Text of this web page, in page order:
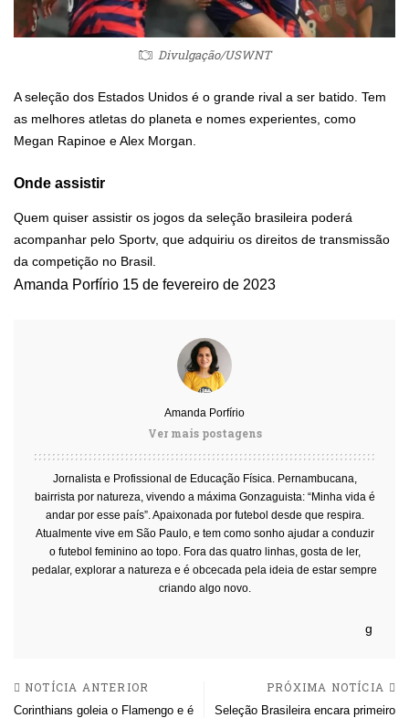
Divulgação/USWNT
A seleção dos Estados Unidos é o grande rival a ser batido. Tem
as melhores atletas do planeta e nomes experientes, como
Megan Rapinoe e Alex Morgan.
Onde assistir
Quem quiser assistir os jogos da seleção brasileira poderá
acompanhar pelo Sportv, que adquiriu os direitos de transmissão
da competição no Brasil.
Amanda Porfírio 15 de fevereiro de 2023
Amanda Porfírio
Ver mais postagens
Jornalista e Profissional de Educação Física. Pernambucana,
bairrista por natureza, vivendo a máxima Gonzaguista: “Minha vida é
andar por esse país”. Apaixonada por futebol desde que respira.
Atualmente vive em São Paulo, e tem como sonho ajudar a conduzir
o futebol feminino ao topo. Fora das quatro linhas, gosta de ler,
pedalar, explorar a natureza e é obcecada pela ideia de estar sempre
criando algo novo.
NOTÍCIA ANTERIOR
Corinthians goleia o Flamengo e é
PRÓXIMA NOTÍCIA
Seleção Brasileira encara primeiro